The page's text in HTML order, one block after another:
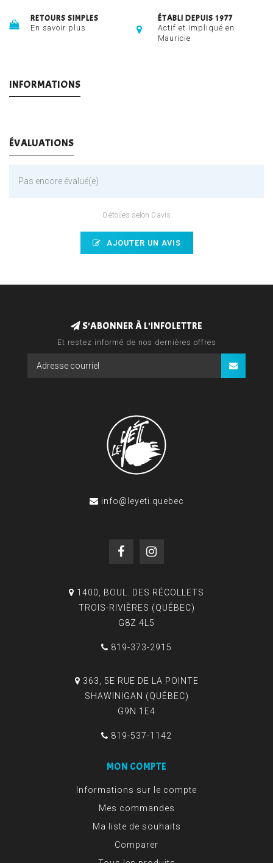
RETOURS SIMPLES
En savoir plus
ÉTABLI DEPUIS 1977
Actif et impliqué en
Mauricie
INFORMATIONS
ÉVALUATIONS
Pas encore évalué(e)
0 étoiles selon 0 avis
AJOUTER UN AVIS
S'ABONNER À L'INFOLETTRE
Et restez informé de nos dernières offres
info@leyeti.quebec
1400, BOUL. DES RÉCOLLETS
TROIS-RIVIÈRES (QUÉBEC)
G8Z 4L5
819-373-2915
363, 5E RUE DE LA POINTE
SHAWINIGAN (QUÉBEC)
G9N 1E4
819-537-1142
MON COMPTE
Informations sur le compte
Mes commandes
Ma liste de souhaits
Comparer